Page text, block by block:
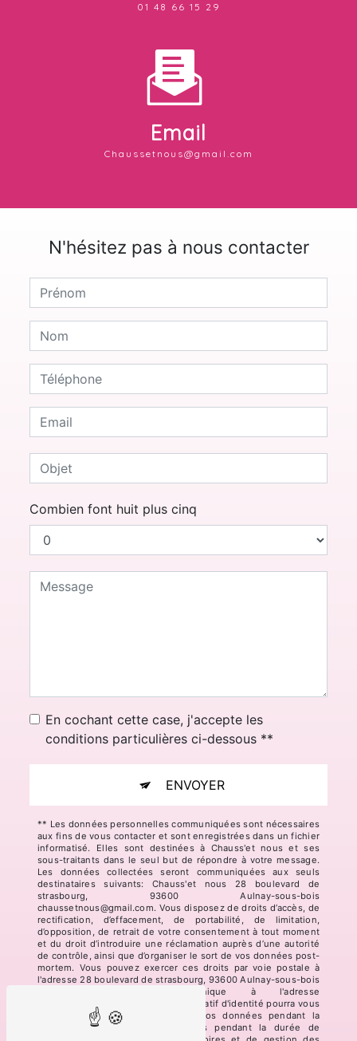
01 48 66 15 29
Email
chaussetnous@gmail.com
N'hésitez pas à nous contacter
Combien font huit plus cinq
En cochant cette case, j'accepte les
conditions particulières ci-dessous **
ENVOYER
** Les données personnelles communiquées sont nécessaires
aux fins de vous contacter et sont enregistrées dans un fichier
informatisé. Elles sont destinées à Chauss'et nous et ses
sous-traitants dans le seul but de répondre à votre message.
Les données collectées seront communiquées aux seuls
destinataires suivants: Chauss'et nous 28 boulevard de
strasbourg, 93600 Aulnay-sous-bois
chaussetnous@gmail.com. Vous disposez de droits d’accès, de
rectification, d’effacement, de portabilité, de limitation,
d’opposition, de retrait de votre consentement à tout moment
et du droit d’introduire une réclamation auprès d’une autorité
de contrôle, ainsi que d’organiser le sort de vos données post-
mortem. Vous pouvez exercer ces droits par voie postale à
l'adresse 28 boulevard de strasbourg, 93600 Aulnay-sous-bois
ou par courrier électronique à l'adresse
chaussetnous@gmail.com. Un justificatif d'identité pourra vous
être demandé. Nous conservons vos données pendant la
période de prise de contact puis pendant la durée de